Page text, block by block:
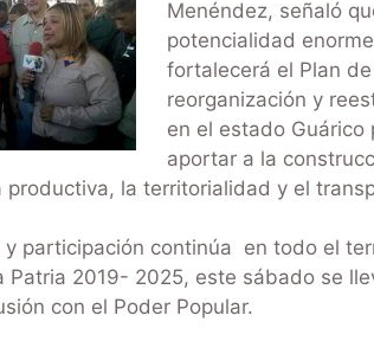
Menéndez, señaló
potencialidad
fortalecerá el Plan
reorganización y
en el estado
aportar a la
la territorialidad y el
participación continúa en todo el
Patria 2019- 2025, este sábado se
con el Poder Popular.